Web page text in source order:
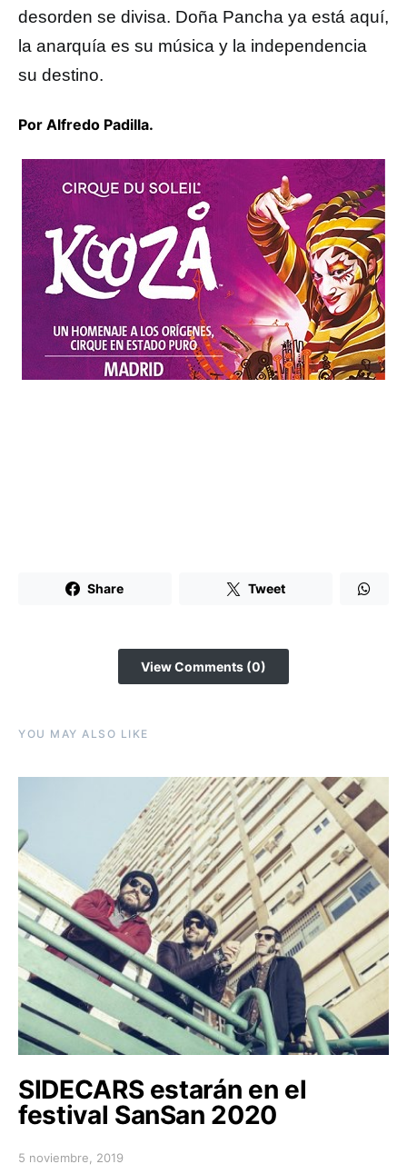
desorden se divisa. Doña Pancha ya está aquí,
la anarquía es su música y la independencia
su destino.
Por Alfredo Padilla.
Share Tweet
View Comments (0)
YOU MAY ALSO LIKE
SIDECARS estarán en el
festival SanSan 2020
Posted on
5 noviembre, 2019